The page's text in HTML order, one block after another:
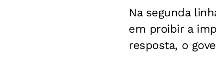
Na segunda
em proibir a
resposta, o